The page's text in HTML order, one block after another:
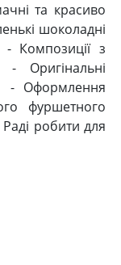
та красиво
шоколадні
Композиції з
Оригінальні
! - Оформлення
фуршетного
робити для